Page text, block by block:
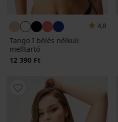
4,8
Tango I bélés nélküli
melltartó
12 390 Ft